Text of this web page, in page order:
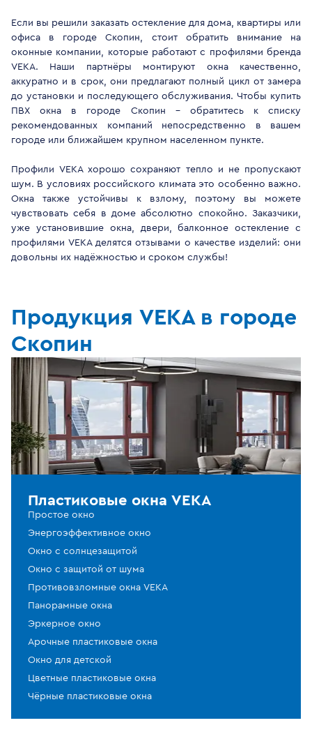
Если вы решили заказать остекление для дома, квартиры или
офиса в городе Скопин, стоит обратить внимание на
оконные компании, которые работают с профилями бренда
VEKA. Наши партнёры монтируют окна качественно,
аккуратно и в срок, они предлагают полный цикл от замера
до установки и последующего обслуживания. Чтобы купить
ПВХ окна в городе Скопин - обратитесь к списку
рекомендованных компаний непосредственно в вашем
городе или ближайшем крупном населенном пункте.
Профили VEKA хорошо сохраняют тепло и не пропускают
шум. В условиях российского климата это особенно важно.
Окна также устойчивы к взлому, поэтому вы можете
чувствовать себя в доме абсолютно спокойно. Заказчики,
уже установившие окна, двери, балконное остекление с
профилями VEKA делятся отзывами о качестве изделий: они
довольны их надёжностью и сроком службы!
Продукция VEKA в городе
Скопин
Пластиковые окна VEKA
Простое окно
Энергоэффективное окно
Окно с солнцезащитой
Окно с защитой от шума
Противовзломные окна VEKA
Панорамные окна
Эркерное окно
Арочные пластиковые окна
Окно для детской
Цветные пластиковые окна
Чёрные пластиковые окна